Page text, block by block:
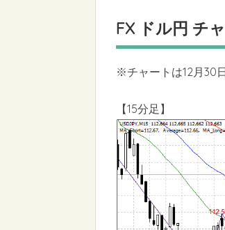
FX ドル円 チ
※チャートは12月30
【15分足】